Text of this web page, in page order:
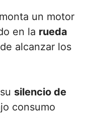
un motor
en la rueda
alcanzar los
silencio de
consumo